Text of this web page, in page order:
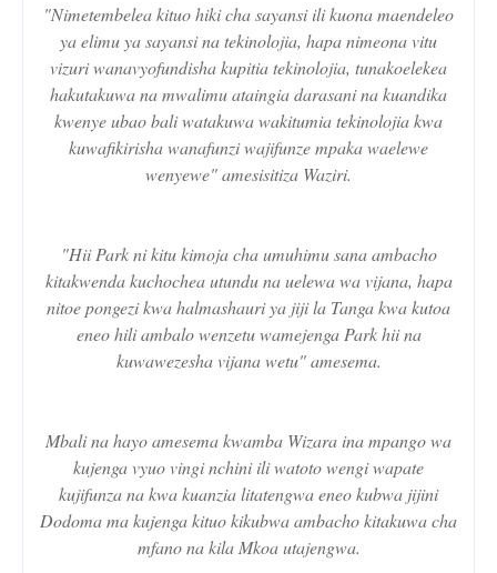
"Nimetembelea kituo hiki cha sayansi ili kuona maendeleo
ya elimu ya sayansi na tekinolojia, hapa nimeona vitu
vizuri wanavyofundisha kupitia tekinolojia, tunakoelekea
hakutakuwa na mwalimu ataingia darasani na kuandika
kwenye ubao bali watakuwa wakitumia tekinolojia kwa
kuwafikirisha wanafunzi wajifunze mpaka waelewe
wenyewe" amesisitiza Waziri.
"Hii Park ni kitu kimoja cha umuhimu sana ambacho
kitakwenda kuchochea utundu na uelewa wa vijana, hapa
nitoe pongezi kwa halmashauri ya jiji la Tanga kwa kutoa
eneo hili ambalo wenzetu wamejenga Park hii na
kuwawezesha vijana wetu" amesema.
Mbali na hayo amesema kwamba Wizara ina mpango wa
kujenga vyuo vingi nchini ili watoto wengi wapate
kujifunza na kwa kuanzia litatengwa eneo kubwa jijini
Dodoma ma kujenga kituo kikubwa ambacho kitakuwa cha
mfano na kila Mkoa utajengwa.